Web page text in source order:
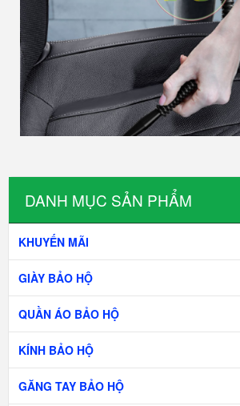
DANH MỤC SẢN PHẨM
KHUYẾN MÃI
GIÀY BẢO HỘ
QUẦN ÁO BẢO HỘ
KÍNH BẢO HỘ
GĂNG TAY BẢO HỘ